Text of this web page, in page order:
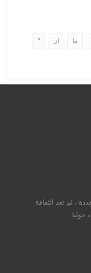
ما ان "
، لم تعد الثقافة
.